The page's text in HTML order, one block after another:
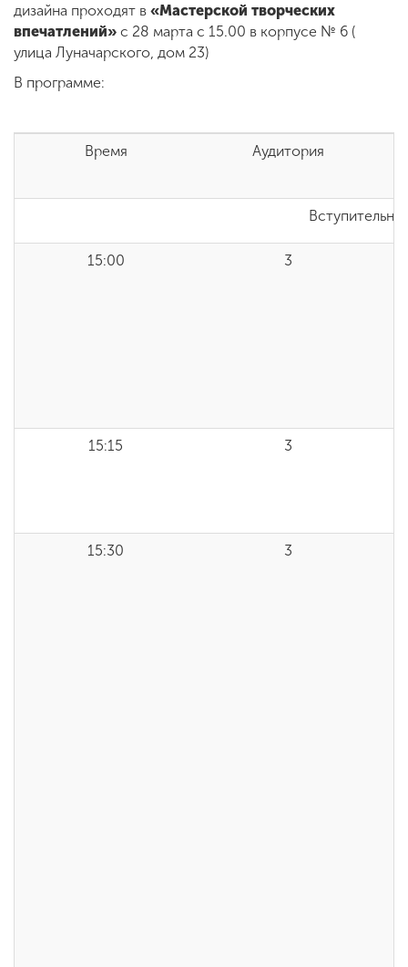
ENG SPN CHI
Приемная
дизайна проходят в «Мастерской творческих
впечатлений» с 28 марта с 15.00 в корпусе № 6 (
улица Луначарского, дом 23)
В программе:
Время Аудитория
15:00 3
15:15 3
15:30 3